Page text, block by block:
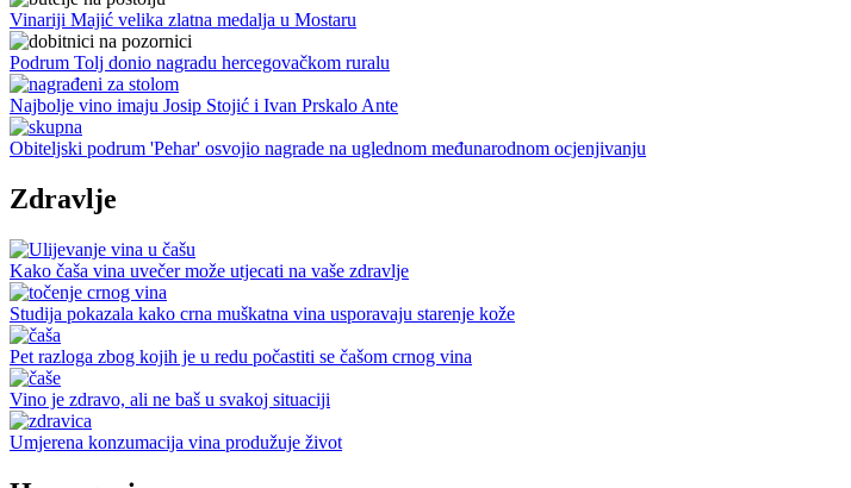
Vinariji Majić velika zlatna medalja u Mostaru
Podrum Tolj donio nagradu hercegovačkom ruralu
Najbolje vino imaju Josip Stojić i Ivan Prskalo Ante
Obiteljski podrum 'Pehar' osvojio nagrade na uglednom međunarodnom ocjenjivanju
Zdravlje
Kako čaša vina uvečer može utjecati na vaše zdravlje
Studija pokazala kako crna muškatna vina usporavaju starenje kože
Pet razloga zbog kojih je u redu počastiti se čašom crnog vina
Vino je zdravo, ali ne baš u svakoj situaciji
Umjerena konzumacija vina produžuje život